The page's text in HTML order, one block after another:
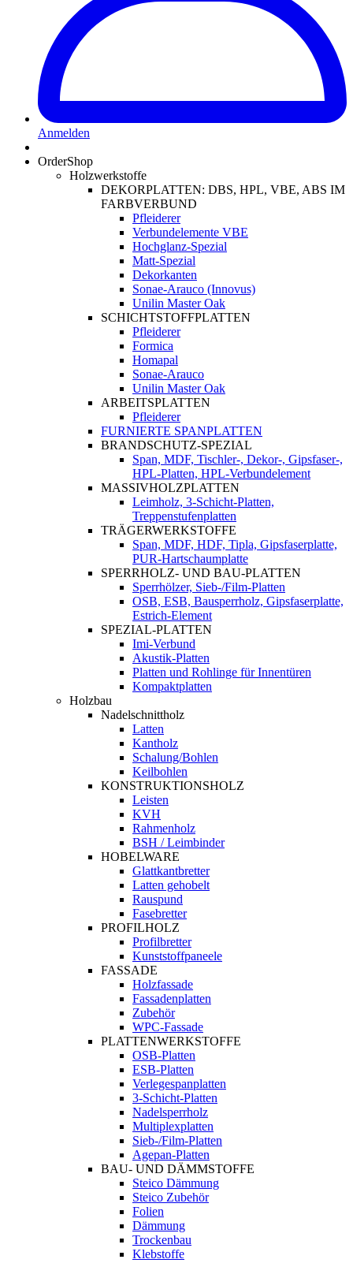
Anmelden
OrderShop
Holzwerkstoffe
DEKORPLATTEN: DBS, HPL, VBE, ABS IM
FARBVERBUND
Pfleiderer
Verbundelemente VBE
Hochglanz-Spezial
Matt-Spezial
Dekorkanten
Sonae-Arauco (Innovus)
Unilin Master Oak
SCHICHTSTOFFPLATTEN
Pfleiderer
Formica
Homapal
Sonae-Arauco
Unilin Master Oak
ARBEITSPLATTEN
Pfleiderer
FURNIERTE SPANPLATTEN
BRANDSCHUTZ-SPEZIAL
Span, MDF, Tischler-, Dekor-, Gipsfaser-,
HPL-Platten, HPL-Verbundelement
MASSIVHOLZPLATTEN
Leimholz, 3-Schicht-Platten,
Treppenstufenplatten
TRÄGERWERKSTOFFE
Span, MDF, HDF, Tipla, Gipsfaserplatte,
PUR-Hartschaumplatte
SPERRHOLZ- UND BAU-PLATTEN
Sperrhölzer, Sieb-/Film-Platten
OSB, ESB, Bausperrholz, Gipsfaserplatte,
Estrich-Element
SPEZIAL-PLATTEN
Imi-Verbund
Akustik-Platten
Platten und Rohlinge für Innentüren
Kompaktplatten
Holzbau
Nadelschnittholz
Latten
Kantholz
Schalung/Bohlen
Keilbohlen
KONSTRUKTIONSHOLZ
Leisten
KVH
Rahmenholz
BSH / Leimbinder
HOBELWARE
Glattkantbretter
Latten gehobelt
Rauspund
Fasebretter
PROFILHOLZ
Profilbretter
Kunststoffpaneele
FASSADE
Holzfassade
Fassadenplatten
Zubehör
WPC-Fassade
PLATTENWERKSTOFFE
OSB-Platten
ESB-Platten
Verlegespanplatten
3-Schicht-Platten
Nadelsperrholz
Multiplexplatten
Sieb-/Film-Platten
Agepan-Platten
BAU- UND DÄMMSTOFFE
Steico Dämmung
Steico Zubehör
Folien
Dämmung
Trockenbau
Klebstoffe